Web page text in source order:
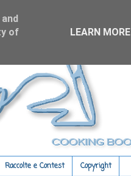
Raccolte e Contest Copyright
of
LEARN MORE